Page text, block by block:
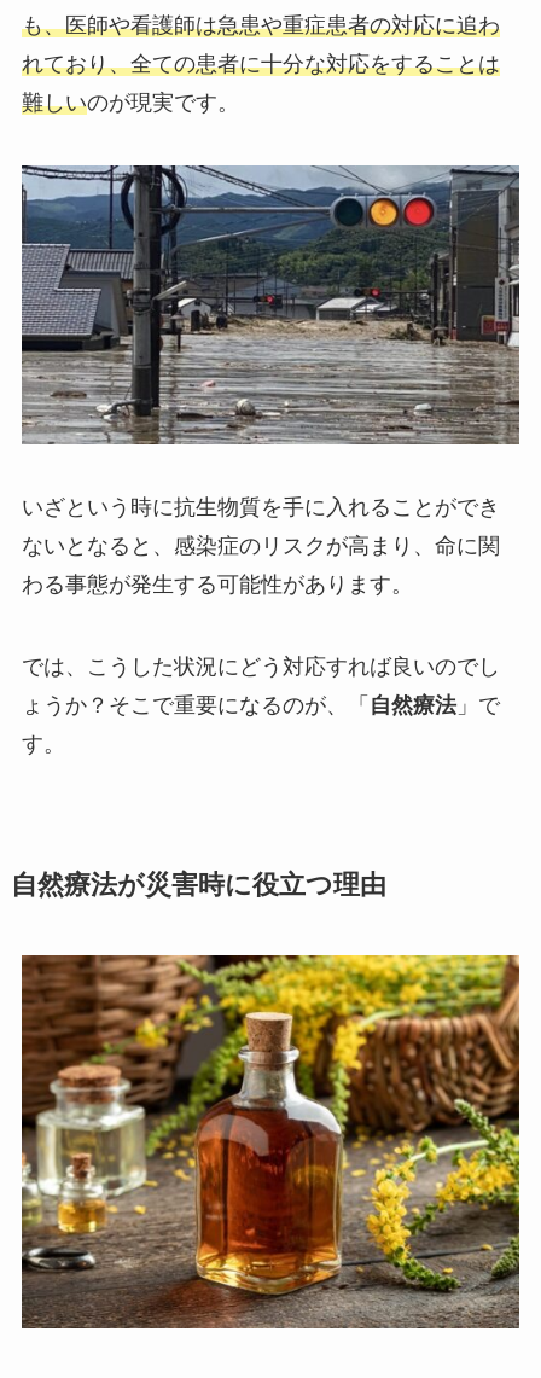
も、医師や看護師は急患や重症患者の対応に追わ
れており、全ての患者に十分な対応をすることは
難しいのが現実です。
いざという時に抗生物質を手に入れることができ
ないとなると、感染症のリスクが高まり、命に関
わる事態が発生する可能性があります。
では、こうした状況にどう対応すれば良いのでし
ょうか？そこで重要になるのが、「 自然療法」で
す。
自然療法が災害時に役立つ理由